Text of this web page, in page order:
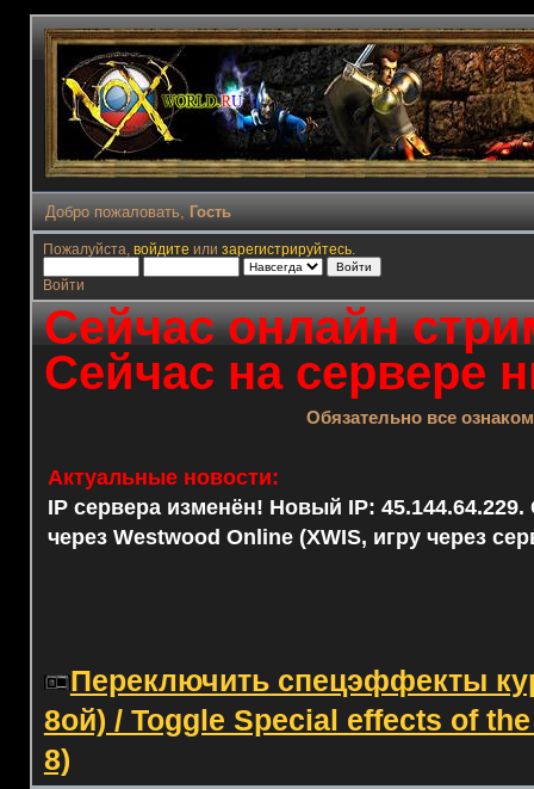
Добро пожаловать, Гость
Пожалуйста, войдите или зарегистрируйтесь.
Войти
Сейчас онлайн
Сейчас на сервере
Обязательно все
Актуальные новости:
IP сервера изменён! Новый IP: 45.144.64.229.
через Westwood Online (XWIS, игру через
Переключить спецэффекты
8ой) / Toggle Special effects of
8)